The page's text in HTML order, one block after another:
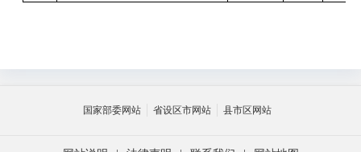
国家部委网站 省设区市网站 县市区网站